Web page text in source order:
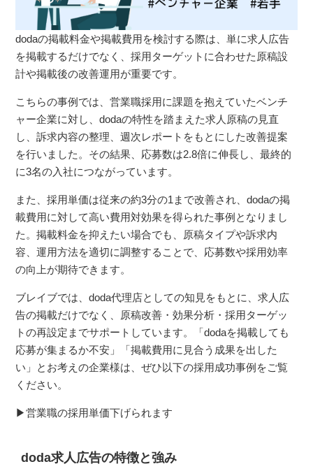
dodaの掲載料金や掲載費用を検討する際は、単に求人広告
を掲載するだけでなく、採用ターゲットに合わせた原稿設
計や掲載後の改善運用が重要です。
こちらの事例では、営業職採用に課題を抱えていたベンチ
ャー企業に対し、dodaの特性を踏まえた求人原稿の見直
し、訴求内容の整理、週次レポートをもとにした改善提案
を行いました。その結果、応募数は2.8倍に伸長し、最終的
に3名の入社につながっています。
また、採用単価は従来の約3分の1まで改善され、dodaの掲
載費用に対して高い費用対効果を得られた事例となりまし
た。掲載料金を抑えたい場合でも、原稿タイプや訴求内
容、運用方法を適切に調整することで、応募数や採用効率
の向上が期待できます。
ブレイブでは、doda代理店としての知見をもとに、求人広
告の掲載だけでなく、原稿改善・効果分析・採用ターゲッ
トの再設定までサポートしています。「dodaを掲載しても
応募が集まるか不安」「掲載費用に見合う成果を出した
い」とお考えの企業様は、ぜひ以下の採用成功事例をご覧
ください。
▶営業職の採用単価下げられます
doda求人広告の特徴と強み